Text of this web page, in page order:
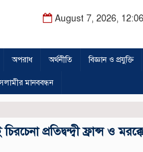
August 7, 2026,
অপরাধ অর্থনীতি বিজ্ঞান ও প্রযুক্তি
মানববন্ধন
প্রতিদ্বন্দ্বী ফ্রান্স ও